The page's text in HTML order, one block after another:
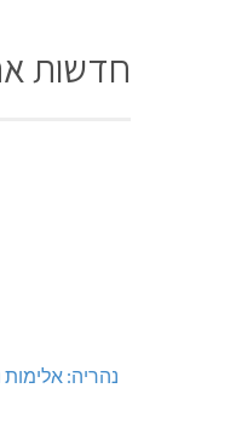
חדשות
נהריה: